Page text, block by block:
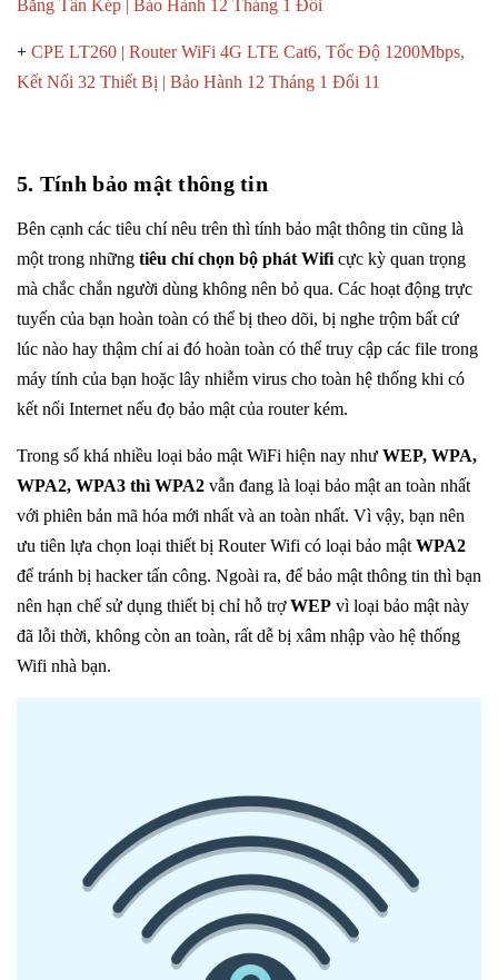
Băng Tần Kép | Bảo Hành 12 Tháng 1 Đổi
+ CPE LT260 | Router WiFi 4G LTE Cat6, Tốc Độ 1200Mbps,
Kết Nối 32 Thiết Bị | Bảo Hành 12 Tháng 1 Đổi 11
5. Tính bảo mật thông tin
Bên cạnh các tiêu chí nêu trên thì tính bảo mật thông tin cũng là
một trong những tiêu chí chọn bộ phát Wifi cực kỳ quan trọng
mà chắc chắn người dùng không nên bỏ qua. Các hoạt động trực
tuyến của bạn hoàn toàn có thể bị theo dõi, bị nghe trộm bất cứ
lúc nào hay thậm chí ai đó hoàn toàn có thể truy cập các file trong
máy tính của bạn hoặc lây nhiễm virus cho toàn hệ thống khi có
kết nối Internet nếu đọ bảo mật của router kém.
Trong số khá nhiều loại bảo mật WiFi hiện nay như WEP, WPA,
WPA2, WPA3 thì WPA2 vẫn đang là loại bảo mật an toàn nhất
với phiên bản mã hóa mới nhất và an toàn nhất. Vì vậy, bạn nên
ưu tiên lựa chọn loại thiết bị Router Wifi có loại bảo mật WPA2
để tránh bị hacker tấn công. Ngoài ra, để bảo mật thông tin thì bạn
nên hạn chế sử dụng thiết bị chỉ hỗ trợWEP vì loại bảo mật này
đã lỗi thời, không còn an toàn, rất dễ bị xâm nhập vào hệ thống
Wifi nhà bạn.